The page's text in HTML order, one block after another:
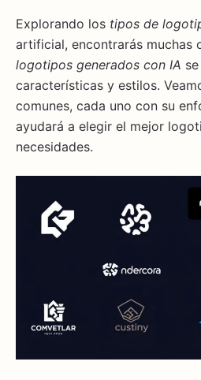
Explorando los tipos de
artificial, encontrarás muchas
logotipos generados con IA
características y estilos.
comunes, cada uno con su
ayudará a elegir el mejor
necesidades.